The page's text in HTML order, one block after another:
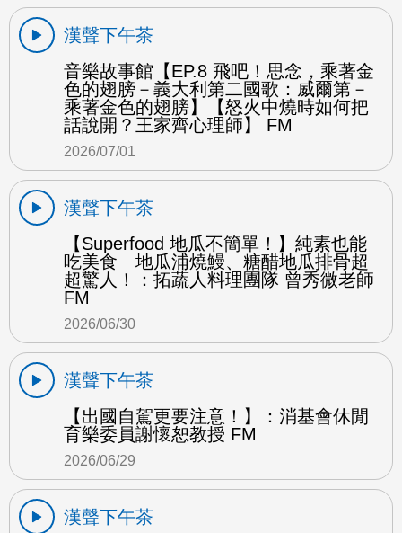
漢聲下午茶
音樂故事館【EP.8 飛吧！思念，乘著金
色的翅膀－義大利第二國歌：威爾第－
乘著金色的翅膀】【怒火中燒時如何把
話說開？王家齊心理師】 FM
2026/07/01
漢聲下午茶
【Superfood 地瓜不簡單！】純素也能
吃美食 地瓜浦燒鰻、糖醋地瓜排骨超
超驚人！：拓蔬人料理團隊 曾秀微老師
FM
2026/06/30
漢聲下午茶
【出國自駕更要注意！】：消基會休閒
育樂委員謝懷恕教授 FM
2026/06/29
漢聲下午茶